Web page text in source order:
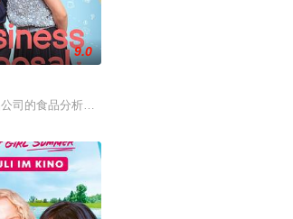
李梦（李萌萌 饰）。他算计利益得失，她却赌上了余
by following
9.0
司的食品分析师，如今陷入财务困境，她答应为挚